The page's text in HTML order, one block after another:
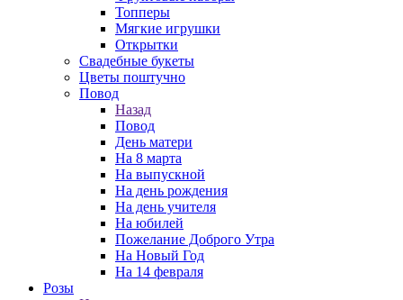
Топперы
Мягкие игрушки
Открытки
Свадебные букеты
Цветы поштучно
Повод
Назад
Повод
День матери
На 8 марта
На выпускной
На день рождения
На день учителя
На юбилей
Пожелание Доброго Утра
На Новый Год
На 14 февраля
Розы